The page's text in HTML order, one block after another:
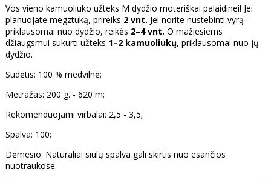
Vos vieno kamuoliuko užteks M dydžio moteriškai palaidinei! Jei
planuojate megztuką, prireiks 2 vnt. Jei norite nustebinti vyrą –
priklausomai nuo dydžio, reikės 2–4 vnt. O mažiesiems
džiaugsmui sukurti užteks 1–2 kamuoliukų, priklausomai nuo jų
dydžio.
Sudėtis: 100 % medvilnė;
Metražas: 200 g. - 620 m;
Rekomenduojami virbalai: 2,5 - 3,5;
Spalva: 100;
Dėmesio: Natūraliai siūlų spalva gali skirtis nuo esančios
nuotraukose.